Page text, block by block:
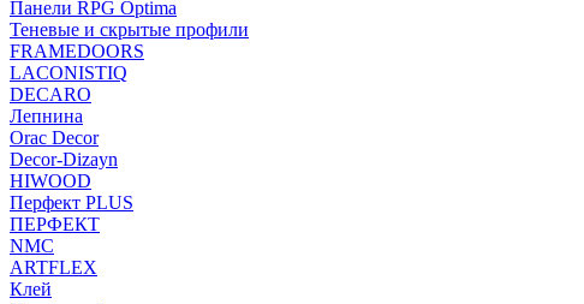
Панели RPG Optima
Теневые и скрытые профили
FRAMEDOORS
LACONISTIQ
DECARO
Лепнина
Orac Decor
Decor-Dizayn
HIWOOD
Перфект PLUS
ПЕРФЕКТ
NMC
ARTFLEX
Клей